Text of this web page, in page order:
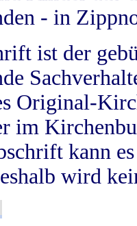
- in
ist der
Original-
im
kann
wird